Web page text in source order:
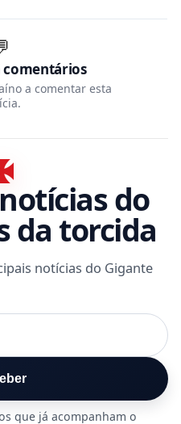
comentários
a comentar esta
do
da torcida
notícias do Gigante